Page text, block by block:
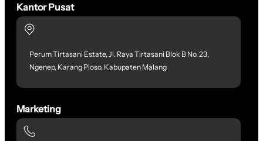
Kantor Pusat
Perum Tirtasani Estate, Jl. Raya Tirtasani Blok B No. 23,
Ngenep, Karang Ploso, Kabupaten Malang
Marketing